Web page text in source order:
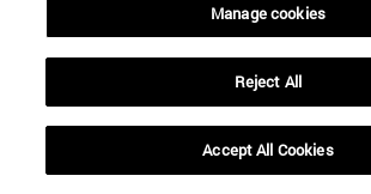
rampante, el descontrolado incremento
vida, o la falta de empleo y
Esta presión popular forzó la dimisión
unidad dirigido por Saad Hariri a finales
mes. El Ejecutivo fue sustituido en
Manage cookies
Reject All
Accept All Cookies